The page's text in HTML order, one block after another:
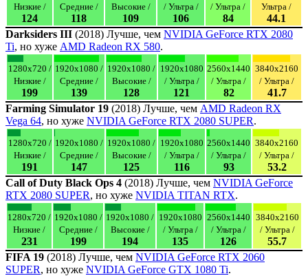
Низкие /
124
Средние /
118
Высокие /
109
/ Ультра /
106
/ Ультра /
84
Ультра /
44.1
Darksiders III (2018) Лучше, чем NVIDIA GeForce RTX 2080
Ti, но хуже AMD Radeon RX 580.
1280x720 /
Низкие /
199
1920x1080 /
Средние /
139
1920x1080 /
Высокие /
128
1920x1080
/ Ультра /
121
2560x1440
/ Ультра /
82
3840x2160
/ Ультра /
41.7
Farming Simulator 19 (2018) Лучше, чем AMD Radeon RX
Vega 64, но хуже NVIDIA GeForce RTX 2080 SUPER.
1280x720 /
Низкие /
191
1920x1080 /
Средние /
147
1920x1080 /
Высокие /
125
1920x1080
/ Ультра /
116
2560x1440
/ Ультра /
93
3840x2160
/ Ультра /
53.2
Call of Duty Black Ops 4 (2018) Лучше, чем NVIDIA GeForce
RTX 2080 SUPER, но хуже NVIDIA TITAN RTX.
1280x720 /
Низкие /
231
1920x1080 /
Средние /
199
1920x1080 /
Высокие /
194
1920x1080
/ Ультра /
135
2560x1440
/ Ультра /
126
3840x2160
/ Ультра /
55.7
FIFA 19 (2018) Лучше, чем NVIDIA GeForce RTX 2060
SUPER, но хуже NVIDIA GeForce GTX 1080 Ti.